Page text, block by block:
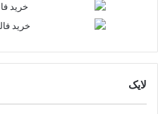
لایک